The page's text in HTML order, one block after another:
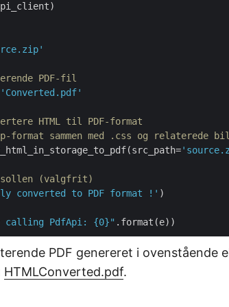
PDF-fil
'Converted.pdf'
HTML til PDF-format
sammen med .css og relaterede
(valgfrit)
converted to PDF format !' )
calling PdfApi: {0}"
PDF genereret i ovenstående
HTMLConverted.pdf.